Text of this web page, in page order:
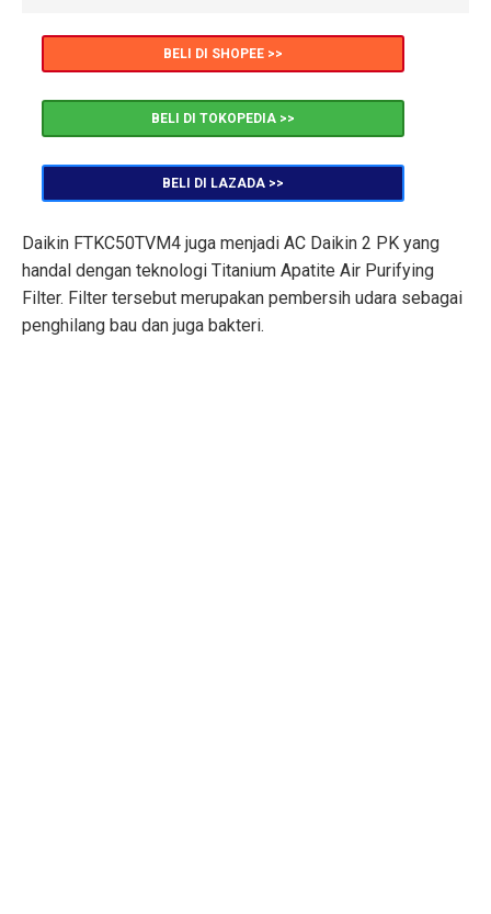
BELI DI SHOPEE >>
BELI DI TOKOPEDIA >>
BELI DI LAZADA >>
Daikin FTKC50TVM4 juga menjadi AC Daikin 2 PK yang
handal dengan teknologi Titanium Apatite Air Purifying
Filter. Filter tersebut merupakan pembersih udara sebagai
penghilang bau dan juga bakteri.